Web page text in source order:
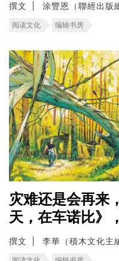
撰文 涂豐恩（聯經出版
阅读文化 编辑书房
灾难还是会再来
天，在车诺比》
撰文 李華（積木文化主